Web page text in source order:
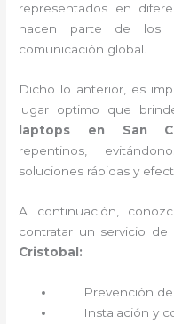
representados en
hacen parte de los
comunicación global.
Dicho lo anterior, es
lugar optimo que
laptops en San
repentinos,
soluciones rápidas y
A continuación,
contratar un servicio de
Cristobal:
Prevención
Instalación y